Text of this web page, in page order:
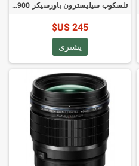
تلسكوب سيليسترون باورسيكر 80EQ 80/900 (رقم المنتج: 21048)
245 US$
يشترى